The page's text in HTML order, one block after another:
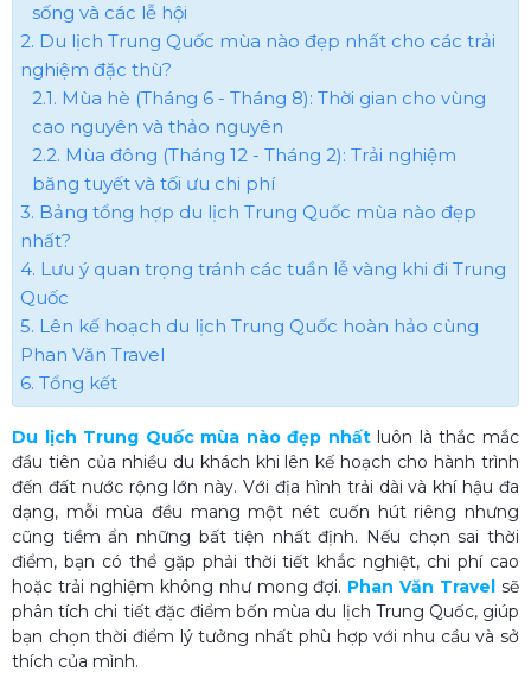
sống và các lễ hội
2. Du lịch Trung Quốc mùa nào đẹp nhất cho các trải
nghiệm đặc thù?
2.1. Mùa hè (Tháng 6 - Tháng 8): Thời gian cho vùng
cao nguyên và thảo nguyên
2.2. Mùa đông (Tháng 12 - Tháng 2): Trải nghiệm
băng tuyết và tối ưu chi phí
3. Bảng tổng hợp du lịch Trung Quốc mùa nào đẹp
nhất​?
4. Lưu ý quan trọng tránh các tuần lễ vàng khi đi Trung
Quốc
5. Lên kế hoạch du lịch Trung Quốc hoàn hảo cùng
Phan Văn Travel
6. Tổng kết
Du lịch Trung Quốc mùa nào đẹp nhấtluôn là thắc mắc
đầu tiên của nhiều du khách khi lên kế hoạch cho hành trình
đến đất nước rộng lớn này. Với địa hình trải dài và khí hậu đa
dạng, mỗi mùa đều mang một nét cuốn hút riêng nhưng
cũng tiềm ẩn những bất tiện nhất định. Nếu chọn sai thời
điểm, bạn có thể gặp phải thời tiết khắc nghiệt, chi phí cao
hoặc trải nghiệm không như mong đợi. Phan Văn Travel sẽ
phân tích chi tiết đặc điểm bốn mùa du lịch Trung Quốc, giúp
bạn chọn thời điểm lý tưởng nhất phù hợp với nhu cầu và sở
thích của mình.